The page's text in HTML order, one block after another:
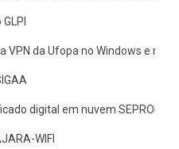
VPN da Ufopa no Windows e no
digital em nuvem SEPROID
WIFI